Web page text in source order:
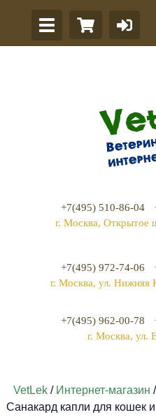
+7(495) 510-86-04
г. Москва, Открытое
+7(495) 972-74-06
г. Москва, ул. Нижняя
+7(495) 962-00-78
г. Москва, ул.
VetLek / Интернет-магазин /
Санакард капли для кошек и